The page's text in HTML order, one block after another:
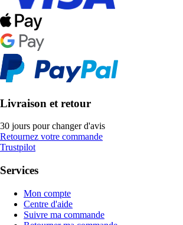
Livraison et retour
30 jours pour changer d'avis
Retournez votre commande
Trustpilot
Services
Mon compte
Centre d'aide
Suivre ma commande